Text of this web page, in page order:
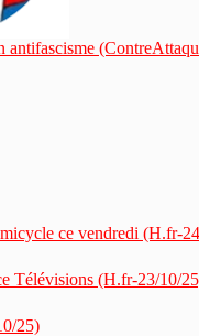
antifascisme
ce vendredi (H.fr-
Télévisions (H.fr-23/10/
25)